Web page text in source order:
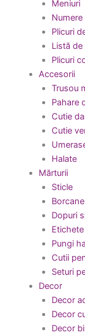
Meniuri
Plicuri
Listă
Plicuri
Accesorii
Trusou
Pahare
Cutie
Cutie
Halate
Mărturii
Sticle
Borcane
Dopuri
Etichete
Pungi
Cutii
Seturi
Decor
Decor
Decor
Decor